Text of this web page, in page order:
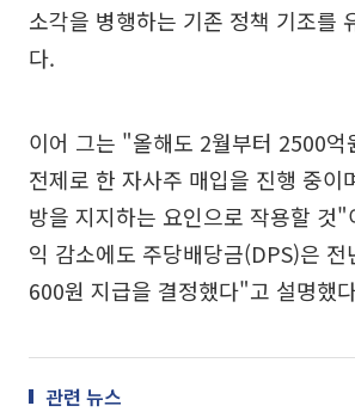
소각을 병행하는 기존 정책 기조를
다.
이어 그는 "올해도 2월부터 2500억
전제로 한 자사주 매입을 진행 중이
방을 지지하는 요인으로 작용할 것
익 감소에도 주당배당금(DPS)은 전
600원 지급을 결정했다"고 설명했
관련 뉴스